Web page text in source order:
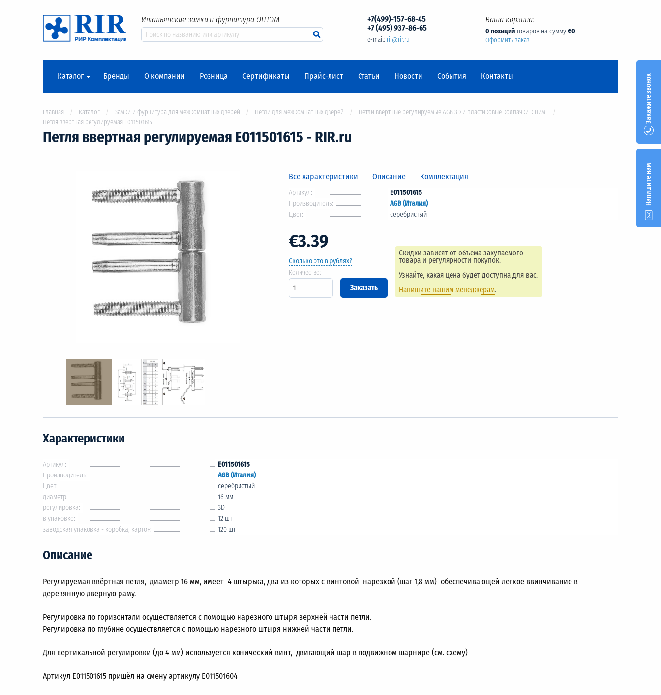
Итальянские замки и фурнитура ОПТОМ
+7(499)-157-68-45
+7 (495) 937-86-65
e-mail: rir@rir.ru
Ваша корзина:
0 позицийтоваров на сумму€0
Оформить заказ
Каталог Бренды О компании Розница Сертификаты Прайс-лист Статьи Новости События Контакты
Главная Каталог Замки и фурнитура для межкомнатных дверей Петли для межкомнатных дверей
Петли ввертные регулируемые AGB 3D и пластиковые колпачки к ним
Петля ввертная регулируемая Е011501615
Петля ввертная регулируемая Е011501615 - RIR.ru
Все характеристики Описание Комплектация
Артикул:
E011501615
Производитель:
AGB (Италия)
Цвет:
серебристый
€3.39
Сколько это в рублях?
Количество:
Скидки зависят от объема закупаемого
товара и регулярности покупок.
Узнайте, какая цена будет доступна для вас.
Напишите нашим менеджерам.
Характеристики
Артикул:
E011501615
Производитель:
AGB (Италия)
Цвет:
серебристый
диаметр:
16 мм
регулировка:
3D
в упаковке:
12 шт
заводская упаковка - коробка, картон:
120 шт
Описание
Регулируемая ввёртная петля, диаметр 16 мм, имеет 4 штырька, два из которых с винтовой нарезкой (шаг 1,8 мм) обеспечивающей легкое ввинчивание в
деревянную дверную раму.
Регулировка по горизонтали осуществляется с помощью нарезного штыря верхней части петли.
Регулировка по глубине осуществляется с помощью нарезного штыря нижней части петли.
Для вертикальной регулировки (до 4 мм) используется конический винт, двигающий шар в подвижном шарнире (см. схему)
Артикул E011501615 пришёл на смену артикулу E011501604
Закажите звонок
Напишите нам